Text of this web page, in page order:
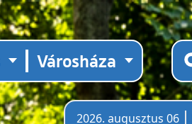
Városháza
2026. augusztus 06